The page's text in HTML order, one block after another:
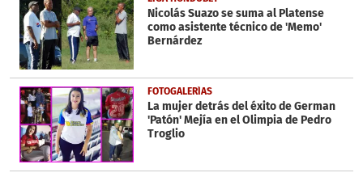
Nicolás Suazo se suma al Platense
como asistente técnico de 'Memo'
Bernárdez
FOTOGALERÍAS
La mujer detrás del éxito de German
'Patón' Mejía en el Olimpia de Pedro
Troglio